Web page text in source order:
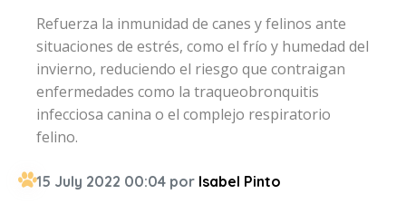
Refuerza la inmunidad de canes y felinos ante
situaciones de estrés, como el frío y humedad del
invierno, reduciendo el riesgo que contraigan
enfermedades como la traqueobronquitis
infecciosa canina o el complejo respiratorio
felino.
15 July 2022 00:04 por Isabel Pinto